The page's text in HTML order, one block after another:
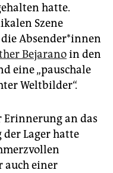
hatte.
Szene
Absender*innen
Bejaranoin den
eine „pauschale
Weltbilder“.
Erinnerung an das
Lager hatte
auch einer